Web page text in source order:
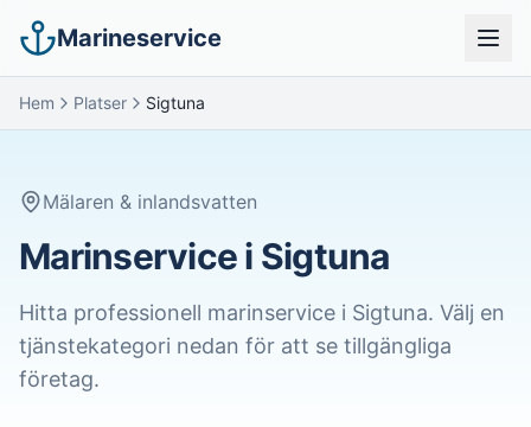
Marineservice
Hem Platser Sigtuna
Mälaren & inlandsvatten
Marinservice i Sigtuna
Hitta professionell marinservice i Sigtuna. Välj en
tjänstekategori nedan för att se tillgängliga
företag.